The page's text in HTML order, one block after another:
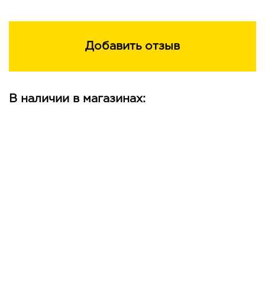
Добавить отзыв
В наличии в магазинах: